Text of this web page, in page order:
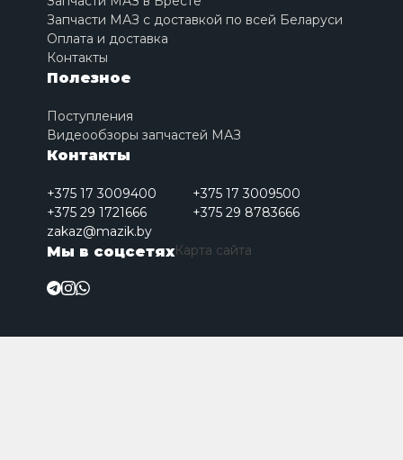
Запчасти МАЗ с доставкой по всей Беларуси
Оплата и доставка
Контакты
Полезное
Поступления
Видеообзоры запчастей МАЗ
Контакты
+375 17 3009400
+375 17 3009500
+375 29 1721666
+375 29 8783666
zakaz@mazik.by
Мы в соцсетяхКарта сайта